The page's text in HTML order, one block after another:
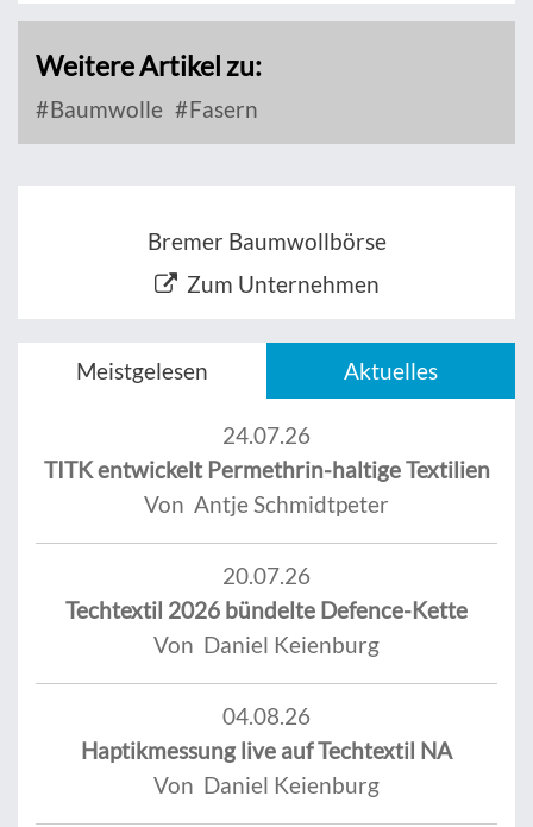
Weitere Artikel zu:
Baumwolle Fasern
Bremer Baumwollbörse
Zum Unternehmen
Meistgelesen Aktuelles
24.07.26
TITK entwickelt Permethrin-haltige Textilien
Von Antje Schmidtpeter
20.07.26
Techtextil 2026 bündelte Defence-Kette
Von Daniel Keienburg
04.08.26
Haptikmessung live auf Techtextil NA
Von Daniel Keienburg